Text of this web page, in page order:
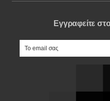
Εγγραφείτε
e-mail